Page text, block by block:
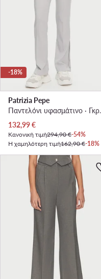
-18%
Patrizia Pepe
Τρέχουσα τιμή
132,99€
Κανονική τιμή294,90 €-54%
Η χαμηλότερη τιμή162,90 €-18%